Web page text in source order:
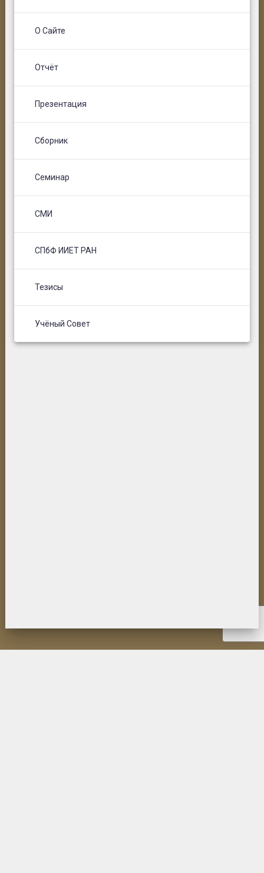
О Сайте
Отчёт
Презентация
Сборник
Семинар
СМИ
СПбФ ИИЕТ РАН
Тезисы
Учёный Совет